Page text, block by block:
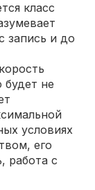
класс
запись и до
будет не
условиях
его
работа с